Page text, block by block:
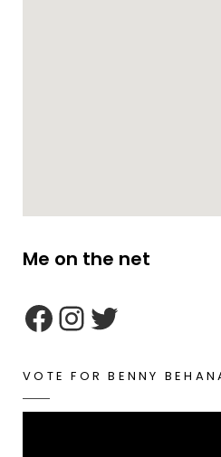
google maps
Me on the net
VOTE FOR BENNY